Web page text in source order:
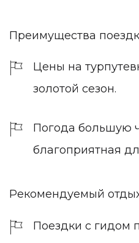
Преимущества
Цены на
золотой сезон.
Погода большую
благоприятная
Рекомендуемый
Поездки с гидом